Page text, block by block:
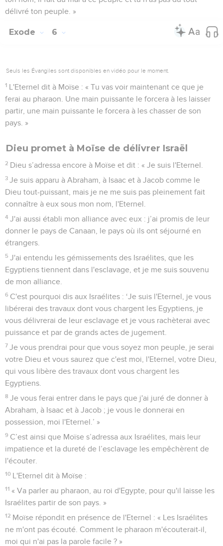
délivré ton peuple. »
Exode 6
Seuls les Évangiles sont disponibles en vidéo pour le moment.
1 L'Eternel dit à Moïse : « Tu vas voir maintenant ce que je
ferai au pharaon. Une main puissante le forcera à les laisser
partir, une main puissante le forcera à les chasser de son
pays. »
Dieu promet à Moïse de délivrer Israël
2 Dieu s’adressa encore à Moïse et dit : « Je suis l'Eternel.
3 Je suis apparu à Abraham, à Isaac et à Jacob comme le
Dieu tout-puissant, mais je ne me suis pas pleinement fait
connaître à eux sous mon nom, l'Eternel.
4 J'ai aussi établi mon alliance avec eux : j’ai promis de leur
donner le pays de Canaan, le pays où ils ont séjourné en
étrangers.
5 J'ai entendu les gémissements des Israélites, que les
Egyptiens tiennent dans l'esclavage, et je me suis souvenu
de mon alliance.
6 C'est pourquoi dis aux Israélites : ‘Je suis l'Eternel, je vous
libérerai des travaux dont vous chargent les Egyptiens, je
vous délivrerai de leur esclavage et je vous rachèterai avec
puissance et par de grands actes de jugement.
7 Je vous prendrai pour que vous soyez mon peuple, je serai
votre Dieu et vous saurez que c'est moi, l'Eternel, votre Dieu,
qui vous libère des travaux dont vous chargent les
Egyptiens.
8 Je vous ferai entrer dans le pays que j'ai juré de donner à
Abraham, à Isaac et à Jacob ; je vous le donnerai en
possession, moi l'Eternel.’ »
9 C’est ainsi que Moïse s’adressa aux Israélites, mais leur
impatience et la dureté de l’esclavage les empêchèrent de
l'écouter.
10 L'Eternel dit à Moïse :
11 « Va parler au pharaon, au roi d'Egypte, pour qu'il laisse les
Israélites partir de son pays. »
12 Moïse répondit en présence de l'Eternel : « Les Israélites
ne m'ont pas écouté. Comment le pharaon m'écouterait-il,
moi qui n'ai pas la parole facile ? »